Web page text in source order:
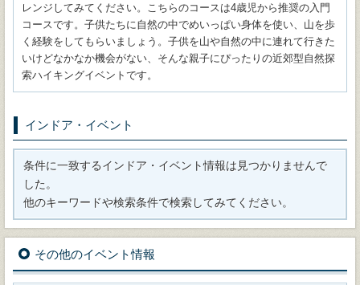
レンジしてみてください。こちらのコースは4歳児から推奨の入門
コースです。子供たちに自然の中でめいっぱい身体を使い、山を歩
く経験をしてもらいましょう。子供を山や自然の中に連れて行きた
いけどなかなか機会がない、そんな親子にぴったりの近郊型自然探
索ハイキングイベントです。
インドア・イベント
条件に一致するインドア・イベント情報は見つかりませんで
した。
他のキーワードや検索条件で検索してみてください。
その他のイベント情報